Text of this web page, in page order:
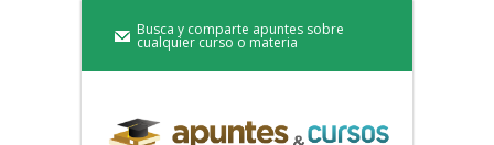
Busca y comparte apuntes sobre
cualquier curso o materia